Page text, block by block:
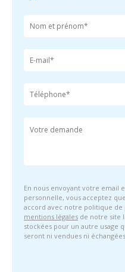
En nous envoyant votre email
personnelle, vous acceptez
accord avec notre politique
mentions légales de notre site
stockées pour un autre usage
seront ni vendues ni